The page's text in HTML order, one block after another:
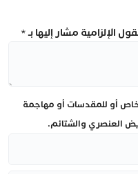
الإلزامية مشار إليها بـ*
أو للمقدسات أو مهاجمة
العنصري والشتائم.